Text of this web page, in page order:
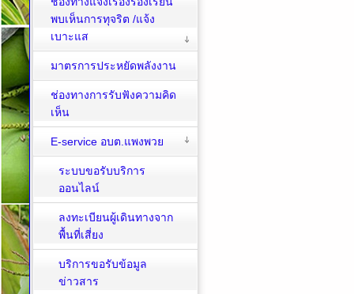
พบเห็นการทุจริต /แจ้ง
เบาะแส
มาตรการประหยัดพลังงาน
ช่องทางการรับฟังความคิด
เห็น
E-service อบต.แพงพวย
ระบบขอรับบริการ
ออนไลน์
ลงทะเบียนผู้เดินทางจาก
พื้นที่เสี่ยง
บริการขอรับข้อมูล
ข่าวสาร